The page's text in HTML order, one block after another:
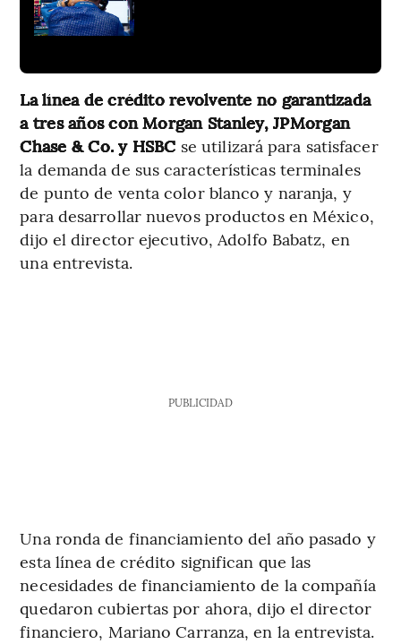
La línea de crédito revolvente no garantizada
a tres años con Morgan Stanley, JPMorgan
Chase & Co. y HSBC se utilizará para satisfacer
la demanda de sus características terminales
de punto de venta color blanco y naranja, y
para desarrollar nuevos productos en México,
dijo el director ejecutivo, Adolfo Babatz, en
una entrevista.
PUBLICIDAD
Una ronda de financiamiento del año pasado y
esta línea de crédito significan que las
necesidades de financiamiento de la compañía
quedaron cubiertas por ahora, dijo el director
financiero, Mariano Carranza, en la entrevista.